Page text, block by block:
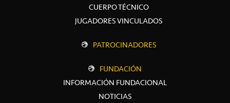
CUERPO TÉCNICO
JUGADORES VINCULADOS
PATROCINADORES
FUNDACIÓN
INFORMACIÓN FUNDACIONAL
NOTICIAS